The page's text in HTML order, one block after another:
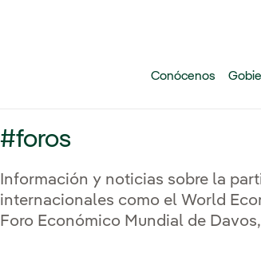
Conócenos
#foros
Información y noticias sobre la
internacionales como el World
Foro Económico Mundial de